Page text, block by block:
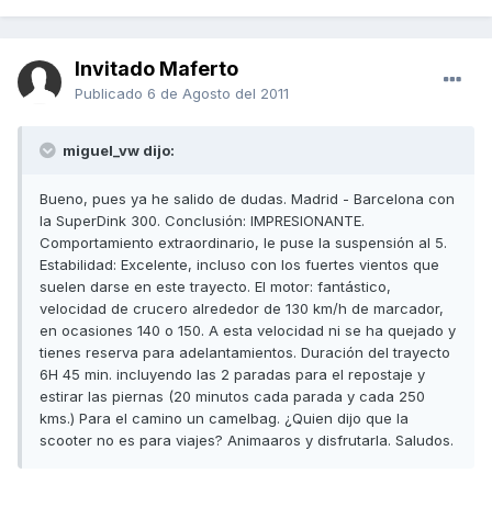
Invitado Maferto
Publicado 6 de Agosto del 2011
miguel_vw dijo:
Bueno, pues ya he salido de dudas. Madrid - Barcelona con
la SuperDink 300. Conclusión: IMPRESIONANTE.
Comportamiento extraordinario, le puse la suspensión al 5.
Estabilidad: Excelente, incluso con los fuertes vientos que
suelen darse en este trayecto. El motor: fantástico,
velocidad de crucero alrededor de 130 km/h de marcador,
en ocasiones 140 o 150. A esta velocidad ni se ha quejado y
tienes reserva para adelantamientos. Duración del trayecto
6H 45 min. incluyendo las 2 paradas para el repostaje y
estirar las piernas (20 minutos cada parada y cada 250
kms.) Para el camino un camelbag. ¿Quien dijo que la
scooter no es para viajes? Animaaros y disfrutarla. Saludos.